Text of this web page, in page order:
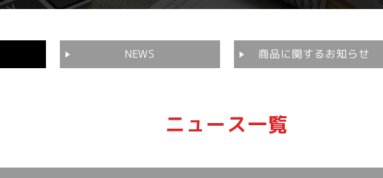
決算公告・電子公告
NEWS 商品に関するお知らせ
ニュース一覧